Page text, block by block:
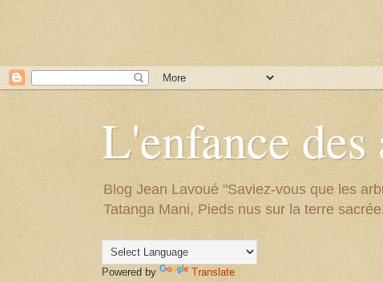
L'enfance des
Blog Jean Lavoué "Saviez-vous que les
Tatanga Mani, Pieds nus sur la terre
Powered by Translate